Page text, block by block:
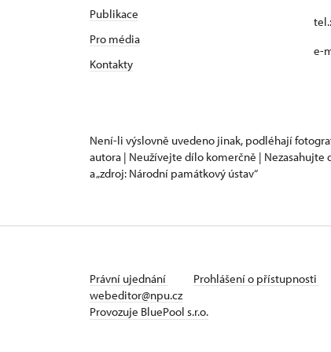
Publikace
Pro média
Kontakty
e-
Není-li výslovně uvedeno jinak, podléhají
autora | Neužívejte dílo komerčně | Nezasahujte
a „zdroj: Národní památkový ústav“
Právní ujednání Prohlášení o přístupnosti
webeditor@npu.cz
Provozuje BluePool s.r.o.